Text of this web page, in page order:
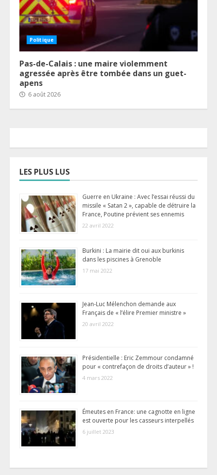
Politique
Pas-de-Calais : une maire violemment
agressée après être tombée dans un guet-
apens
6 août 2026
LES PLUS LUS
Guerre en Ukraine : Avec l’essai réussi du
missile « Satan 2 », capable de détruire la
France, Poutine prévient ses ennemis
22 avril 2022
Burkini : La mairie dit oui aux burkinis
dans les piscines à Grenoble
17 mai 2022
Jean-Luc Mélenchon demande aux
Français de « l’élire Premier ministre »
20 avril 2022
Présidentielle : Eric Zemmour condamné
pour « contrefaçon de droits d’auteur » !
4 mars 2022
Émeutes en France: une cagnotte en ligne
est ouverte pour les casseurs interpellés
6 juillet 2023